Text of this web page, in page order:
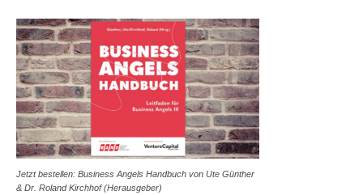
Jetzt bestellen: Business Angels Handbuch von Ute Günther
& Dr. Roland Kirchhof (Herausgeber)